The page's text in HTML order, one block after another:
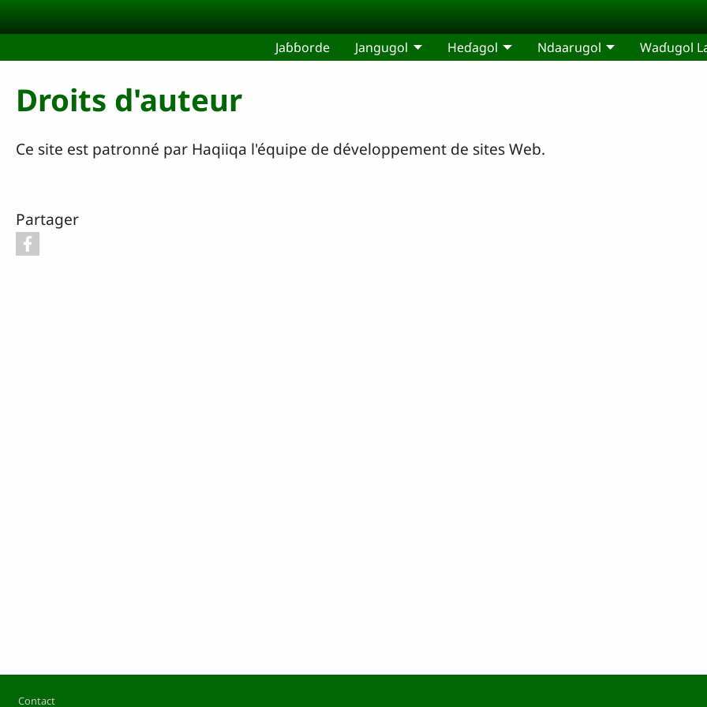
Jaɓɓorde Jangugol Heɗagol Ndaarugol Waɗugol
Droits d'auteur
Ce site est patronné par Haqiiqa l'équipe de développement de sites Web.
Partager
Pied de page
Contact